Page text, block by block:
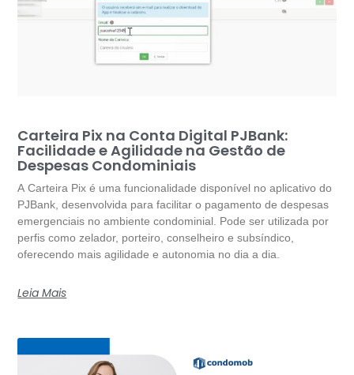
Carteira Pix na Conta Digital PJBank:
Facilidade e Agilidade na Gestão de
Despesas Condominiais
A Carteira Pix é uma funcionalidade disponível no aplicativo do
PJBank, desenvolvida para facilitar o pagamento de despesas
emergenciais no ambiente condominial. Pode ser utilizada por
perfis como zelador, porteiro, conselheiro e subsíndico,
oferecendo mais agilidade e autonomia no dia a dia.
Leia Mais